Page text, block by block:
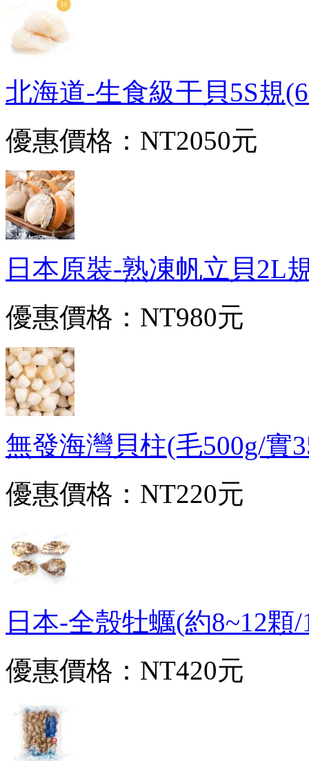
北海道-生食級干貝5S規
優惠價格： NT2050元
日本原裝-熟凍帆立貝2L
優惠價格： NT980元
無發海灣貝柱(毛500g/實
優惠價格： NT220元
日本-全殼牡蠣(約8~12顆/
優惠價格： NT420元